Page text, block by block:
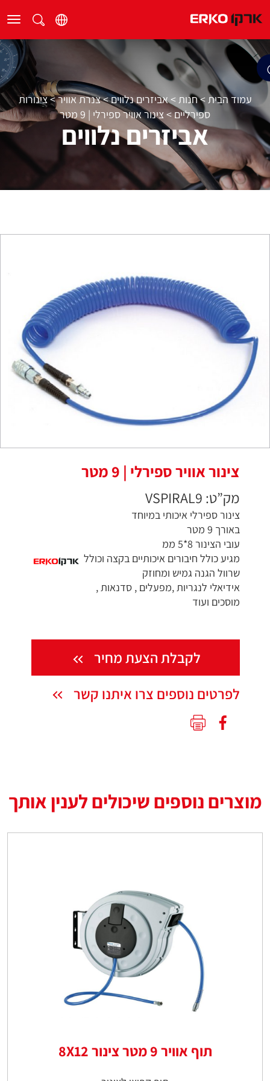
עמוד הבית >חנות >אביזרים נלווים>צנרת אוויר>צינורות
ספירליים>צינור אוויר ספירלי | 9 מטר
אביזרים נלווים
צינור אוויר ספירלי | 9 מטר
מק”ט: VSPIRAL9
צינור ספירלי איכותי במיוחד
באורך 9 מטר
עובי הצינור 8*5 ממ
מגיע כולל חיבורים איכותיים בקצה וכולל
שרוול הגנה גמיש ומחוזק
אידיאלי לנגריות ,מפעלים , סדנאות ,
מוסכים ועוד
לקבלת הצעת מחיר
לפרטים נוספים צרו איתנו קשר
מוצרים נוספים שיכולים לענין אותך
תוף אוויר 9 מטר צינור 8X12